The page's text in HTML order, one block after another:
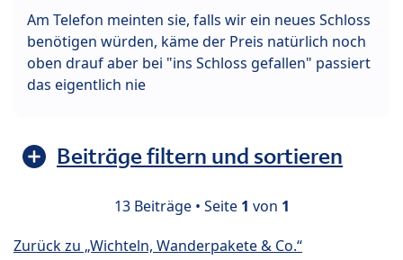
Am Telefon meinten sie, falls wir ein neues Schloss
benötigen würden, käme der Preis natürlich noch
oben drauf aber bei "ins Schloss gefallen" passiert
das eigentlich nie
Beiträge filtern und sortieren
13 Beiträge • Seite 1 von 1
Zurück zu „Wichteln, Wanderpakete & Co.“